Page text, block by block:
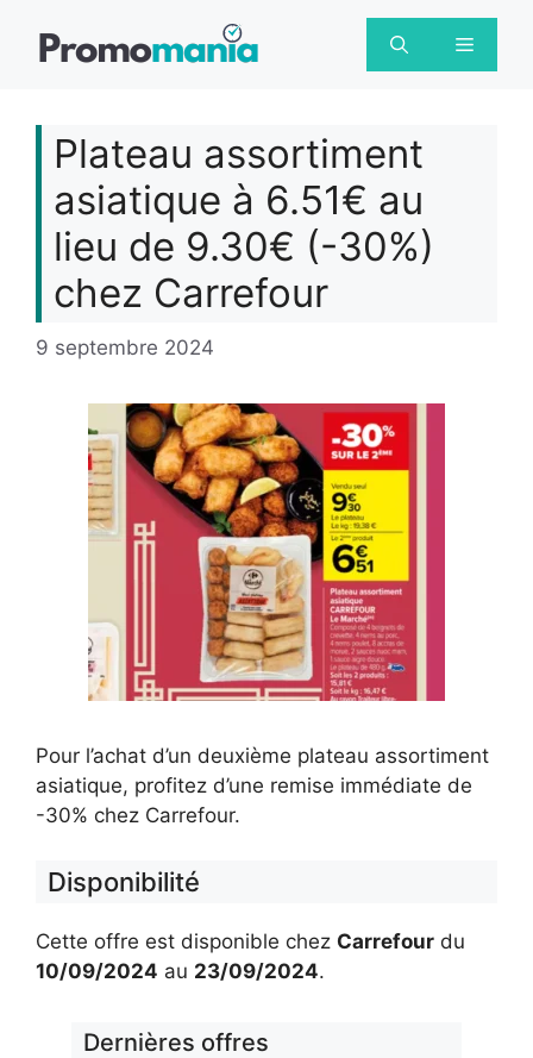
Menu
Plateau assortiment
asiatique à 6.51€ au
lieu de 9.30€ (-30%)
chez Carrefour
9 septembre 2024
Pour l’achat d’un deuxième plateau assortiment
asiatique, profitez d’une remise immédiate de
-30% chez Carrefour.
Disponibilité
Cette offre est disponible chez Carrefour du
10/09/2024 au 23/09/2024.
Dernières offres